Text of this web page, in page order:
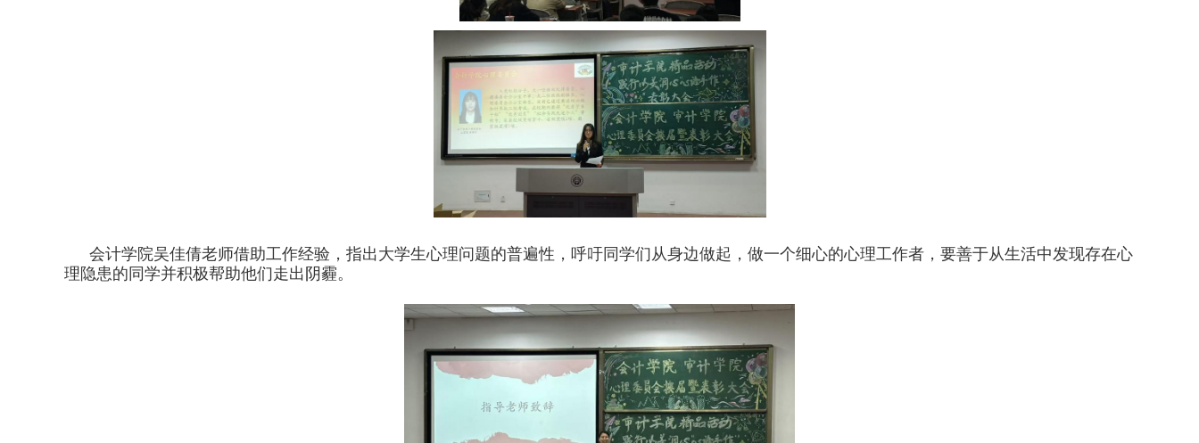
会计学院吴佳倩老师借助工作经验，指出大学生心理问题的普遍性，呼吁同学们从身边做起，做一个细心的心理工作者，要善于从生活中发现存在心
理隐患的同学并积极帮助他们走出阴霾。